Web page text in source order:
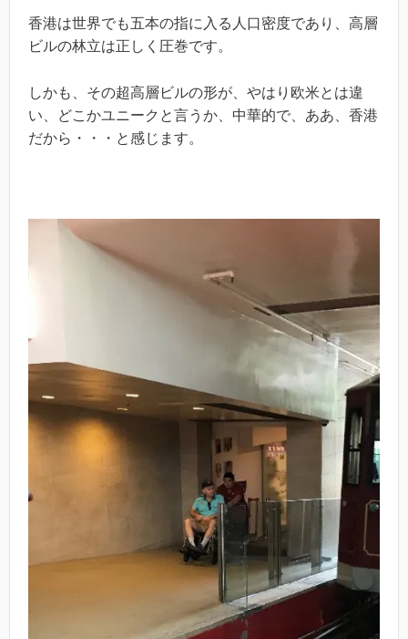
香港は世界でも五本の指に入る人口密度であり、高層
ビルの林立は正しく圧巻です。
しかも、その超高層ビルの形が、やはり欧米とは違
い、どこかユニークと言うか、中華的で、ああ、香港
だから・・・と感じます。